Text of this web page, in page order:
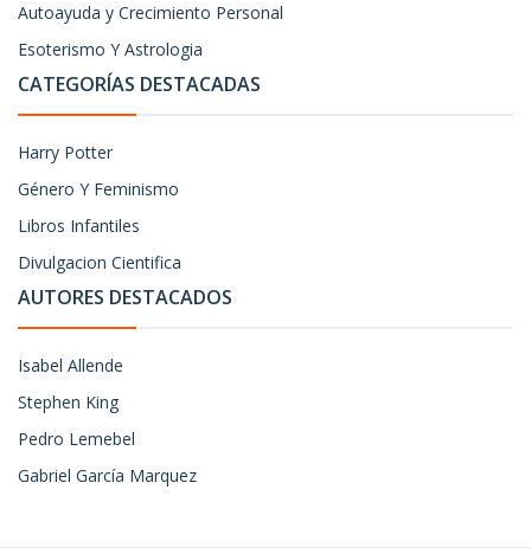
Autoayuda y Crecimiento Personal
Esoterismo Y Astrologia
CATEGORÍAS DESTACADAS
Harry Potter
Género Y Feminismo
Libros Infantiles
Divulgacion Cientifica
AUTORES DESTACADOS
Isabel Allende
Stephen King
Pedro Lemebel
Gabriel García Marquez